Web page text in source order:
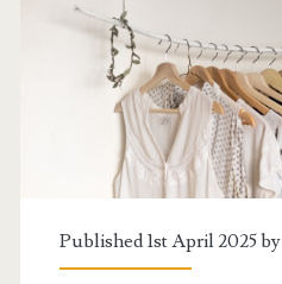
Published 1st April 2025 by